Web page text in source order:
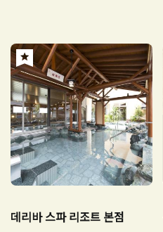
데리바 스파 리조트 본점